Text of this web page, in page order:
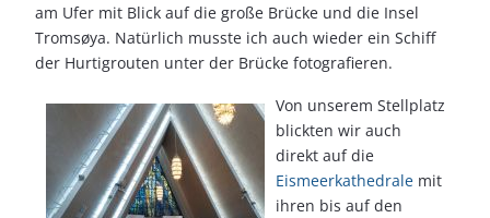
am Ufer mit Blick auf die große Brücke und die Insel
Tromsøya. Natürlich musste ich auch wieder ein Schiff
der Hurtigrouten unter der Brücke fotografieren.
Von unserem Stellplatz
blickten wir auch
direkt auf die
Eismeerkathedrale mit
ihren bis auf den